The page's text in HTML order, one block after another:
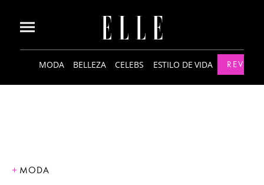
MODA BELLEZA CELEBS ESTILO DE VIDA
MODA